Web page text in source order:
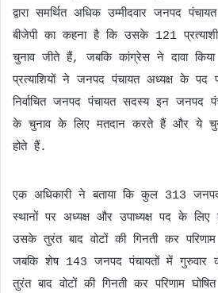
द्वारा समर्थित अधिक उम्मीदवार जनपद
बीजेपी का कहना है कि उसके 121
चुनाव जीते हैं, जबकि कांग्रेस ने दावा
प्रत्याशियों ने जनपद पंचायत अध्यक्ष के पद
निर्वाचित जनपद पंचायत सदस्य इन जनपद
के चुनाव के लिए मतदान करते हैं और ये
होते हैं.
एक अधिकारी ने बताया कि कुल 313
स्थानों पर अध्यक्ष और उपाध्यक्ष पद के
उसके तुरंत बाद वोटों की गिनती कर
जबकि शेष 143 जनपद पंचायतों में गुरुवार
तुरंत बाद वोटों की गिनती कर परिणाम